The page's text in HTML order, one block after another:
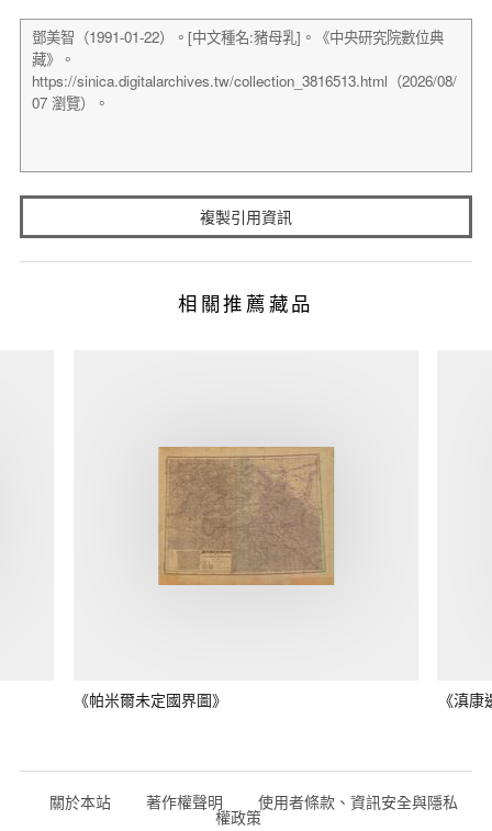
複製引用資訊
相關推薦藏品
《帕米爾未定國界圖》 《滇
關於本站 著作權聲明 使用者條款、資訊安全與隱私
權政策